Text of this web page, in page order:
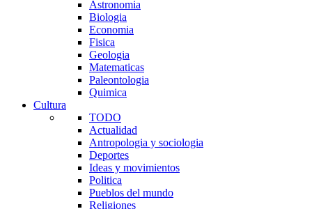
Astronomia
Biologia
Economia
Fisica
Geologia
Matematicas
Paleontologia
Quimica
Cultura
TODO
Actualidad
Antropologia y sociologia
Deportes
Ideas y movimientos
Politica
Pueblos del mundo
Religiones